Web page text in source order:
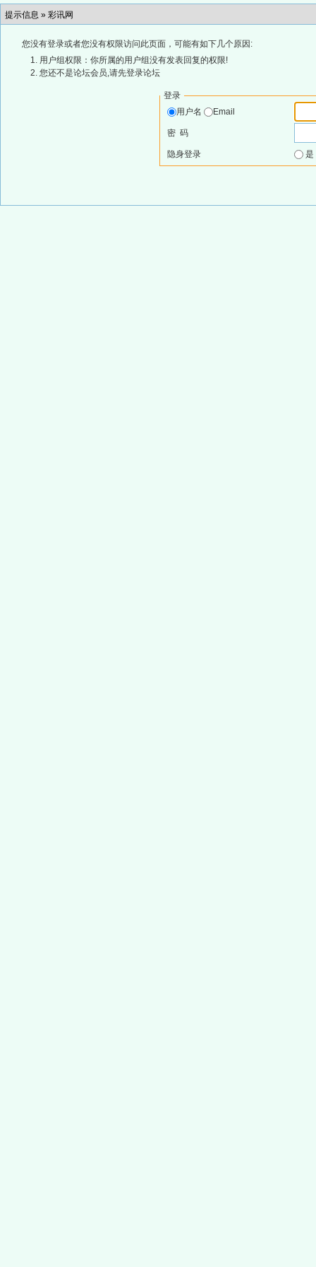
提示信息 » 彩讯网
您没有登录或者您没有权限访问此页面，可能有如下几个原因:
用户组权限：你所属的用户组没有发表回复的权限!
您还不是论坛会员,请先登录论坛
登录
用户名
Email
密 码
隐身登录